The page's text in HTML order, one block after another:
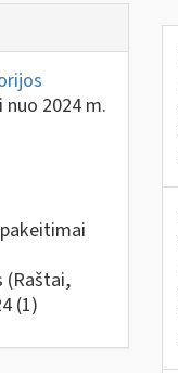
2024 m.
(Raštai,
(1)